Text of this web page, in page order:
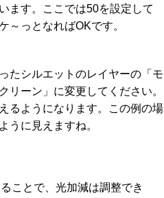
ます。ここでは50を設定して
～っとなればOKです。
たシルエットのレイヤーの「モ
リーン」に変更してください。
るようになります。この例の場
うに見えますね。
ことで、光加減は調整でき